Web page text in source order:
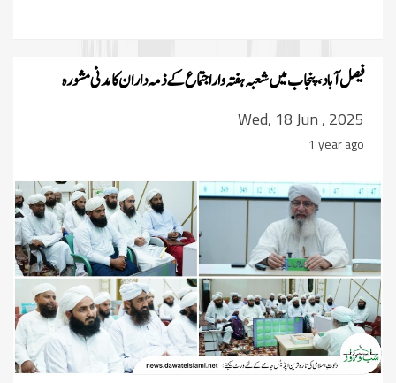
فیصل آباد، پنجاب میں شعبہ ہفتہ وار اجتماع کے ذمہ داران کا مدنی مشورہ
Wed, 18 Jun , 2025
1 year ago